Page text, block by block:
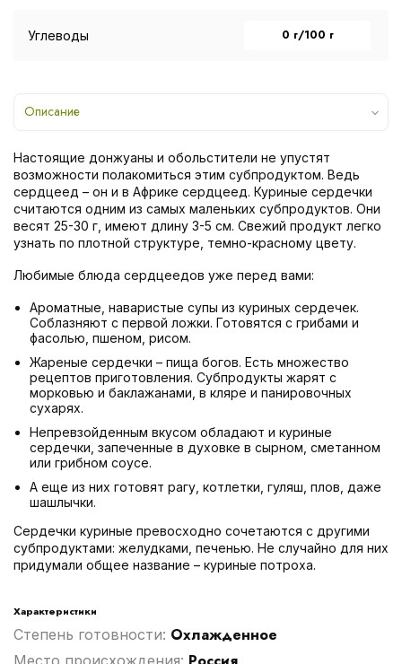
Углеводы 0 г/100 г
Описание
Настоящие донжуаны и обольстители не упустят
возможности полакомиться этим субпродуктом. Ведь
сердцеед – он и в Африке сердцеед. Куриные сердечки
считаются одним из самых маленьких субпродуктов. Они
весят 25-30 г, имеют длину 3-5 см. Свежий продукт легко
узнать по плотной структуре, темно-красному цвету.
Любимые блюда сердцеедов уже перед вами:
Ароматные, наваристые супы из куриных сердечек.
Соблазняют с первой ложки. Готовятся с грибами и
фасолью, пшеном, рисом.
Жареные сердечки – пища богов. Есть множество
рецептов приготовления. Субпродукты жарят с
морковью и баклажанами, в кляре и панировочных
сухарях.
Непревзойденным вкусом обладают и куриные
сердечки, запеченные в духовке в сырном, сметанном
или грибном соусе.
А еще из них готовят рагу, котлетки, гуляш, плов, даже
шашлычки.
Сердечки куриные превосходно сочетаются с другими
субпродуктами: желудками, печенью. Не случайно для них
придумали общее название – куриные потроха.
Характеристики
Степень готовности: Охлажденное
Место происхождения: